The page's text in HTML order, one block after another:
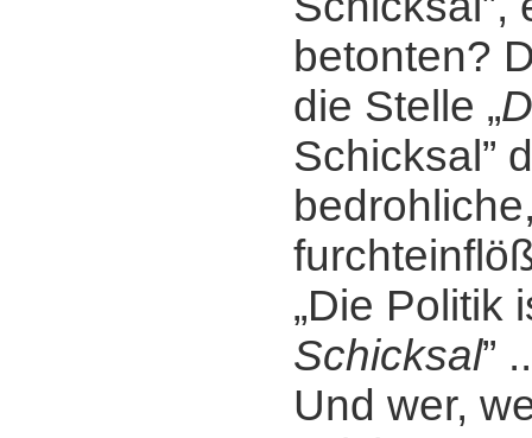
betonten?
die Stelle „
Schicksal”
„Die Politik
Schicksal”
Und wer,